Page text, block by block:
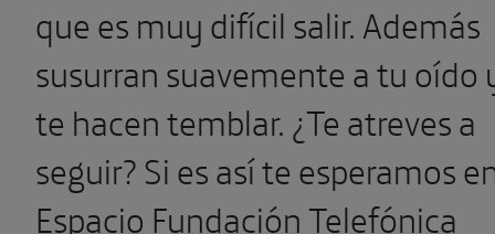
que es muy difícil salir. Además
susurran suavemente a tu oído
te hacen temblar. ¿Te atreves a
seguir? Si es así te esperamos
Espacio Fundación Telefónica